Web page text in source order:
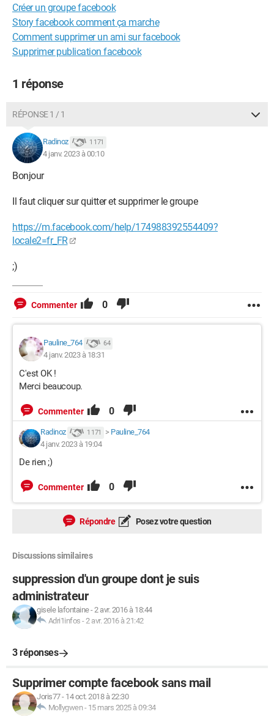
Créer un groupe facebook
Story facebook comment ça marche
Comment supprimer un ami sur facebook
Supprimer publication facebook
1 réponse
RÉPONSE 1 / 1
Radinoz 1 171
4 janv. 2023 à 00:10
Bonjour
Il faut cliquer sur quitter et supprimer le groupe
https://m.facebook.com/help/174988392554409?
locale2=fr_FR
;)
Commenter 0
Pauline_764 64
4 janv. 2023 à 18:31
C'est OK !
Merci beaucoup.
Commenter 0
Radinoz 1 171 > Pauline_764
4 janv. 2023 à 19:04
De rien ;)
Commenter 0
Répondre Posez votre question
Discussions similaires
suppression d'un groupe dont je suis
administrateur
gisele lafontaine-2 avr. 2016 à 18:44
Adri1infos -2 avr. 2016 à 21:42
3 réponses
Supprimer compte facebook sans mail
Joris77- 14 oct. 2018 à 22:30
Mollygwen- 15 mars 2025 à 09:34